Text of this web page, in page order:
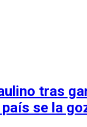
tras
se la